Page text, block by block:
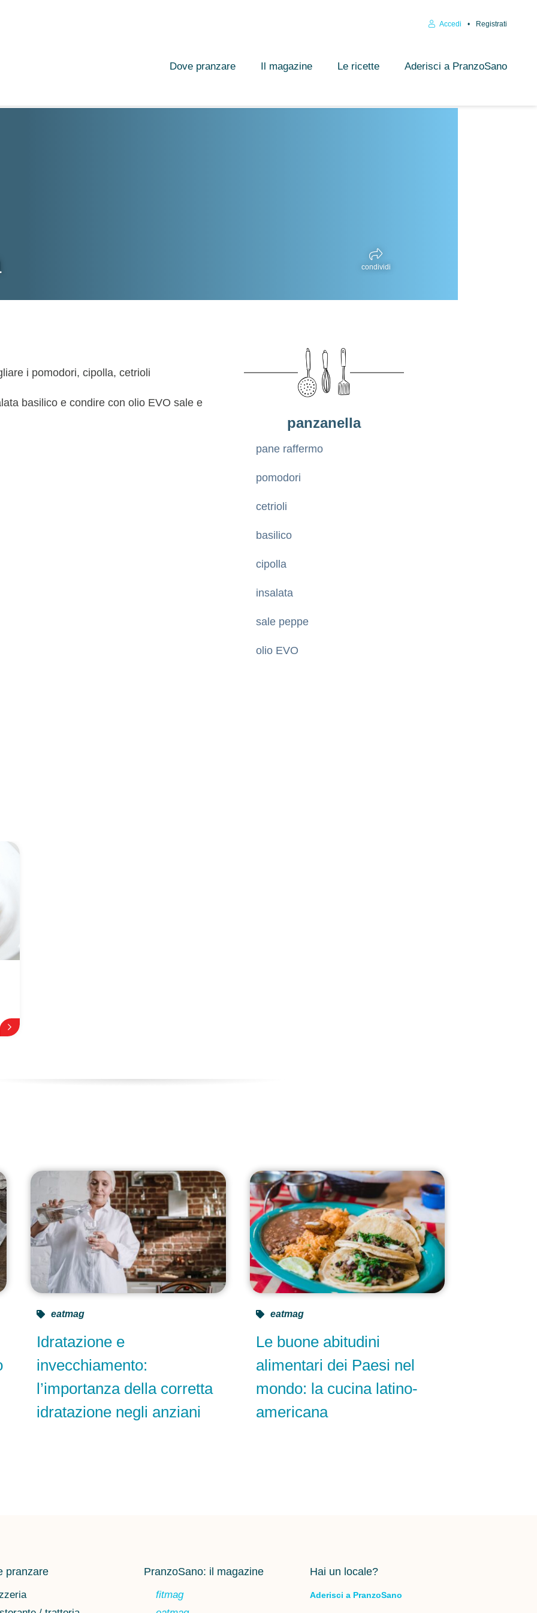
Accedi Registrati
Dove pranzare Il magazine Le ricette Aderisci a PranzoSano
condividi
i pomodori, cipolla, cetrioli
basilico e condire con olio EVO sale e
panzanella
pane raffermo
pomodori
cetrioli
basilico
cipolla
insalata
sale peppe
olio EVO
Idratazione e
invecchiamento:
l’importanza della corretta
idratazione negli anziani
eatmag
Le buone abitudini
alimentari dei Paesi nel
mondo: la cucina latino-
americana
eatmag
pranzare PranzoSano: il magazine
fitmag
Hai un locale?
Aderisci a PranzoSano